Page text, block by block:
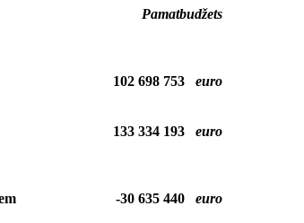
Pamatbudžets
102 698 753 euro
133 334 193 euro
-30 635 440 euro